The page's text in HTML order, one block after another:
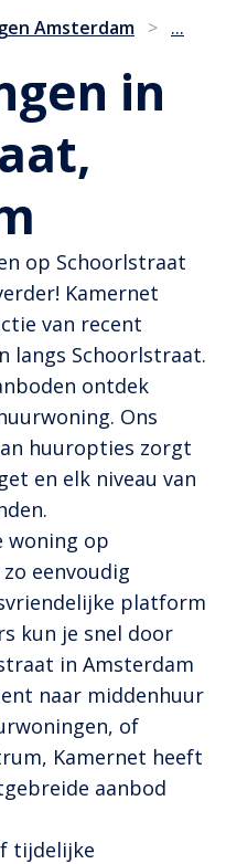
Amsterdam > ...
in
op Schoorlstraat
Kamernet
van recent
langs Schoorlstraat.
ontdek
Ons
huuropties zorgt
en elk niveau van
woning op
eenvoudig
platform
kun je snel door
in Amsterdam
naar middenhuur
of
Kamernet heeft
aanbod
tijdelijke